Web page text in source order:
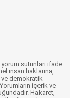
sütunları ifade
insan haklarına,
ve demokratik
içerik ve
Hakaret,